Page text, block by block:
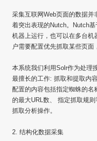
采集互联网Web页面的数据
着突出表现的Nutch。Nutch
机器上运行，也可以在多台机
户需要配置优先抓取某些页面
本系统我们利用Solr作为处理
最擅长的工作: 抓取和提取内
配置的内容包括指定蜘蛛的名
的最大URL数、 指定抓取规
抓取分析操作。
2. 结构化数据采集